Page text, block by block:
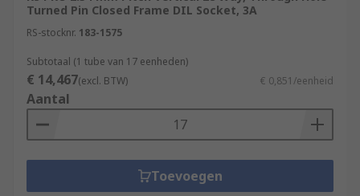
Turned Pin Closed Frame DIL Socket, 3A
RS-stocknr. 183-1575
Subtotaal (1 tube van 17 eenheden)
€ 14,467(excl. BTW) € 0,851/eenheid
Aantal
Toevoegen